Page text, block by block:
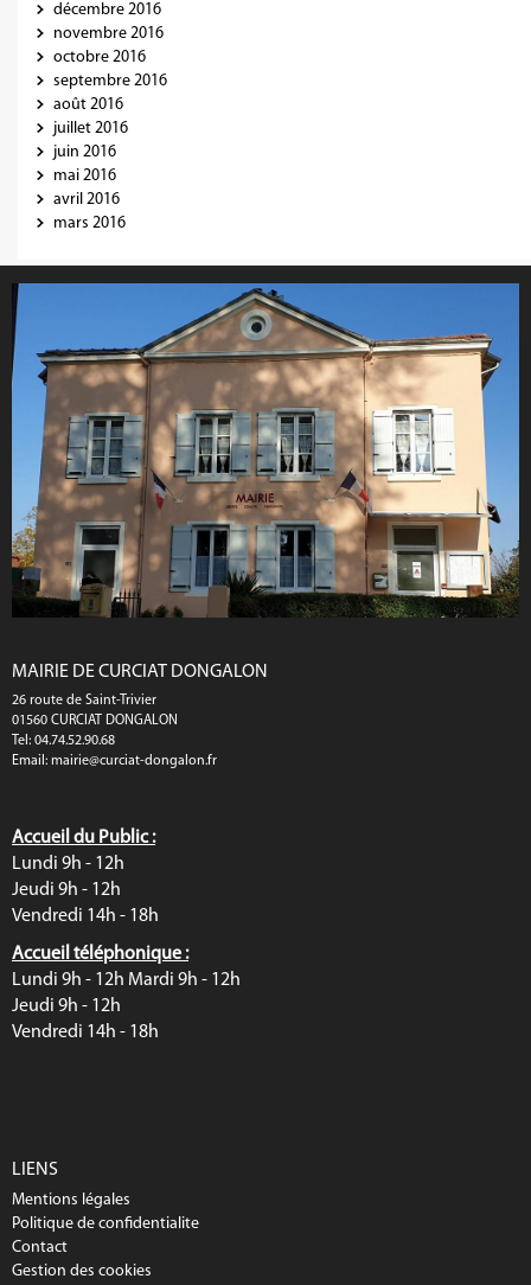
décembre 2016
novembre 2016
octobre 2016
septembre 2016
août 2016
juillet 2016
juin 2016
mai 2016
avril 2016
mars 2016
MAIRIE DE CURCIAT DONGALON
26 route de Saint-Trivier
01560 CURCIAT DONGALON
Tel: 04.74.52.90.68
Email: mairie@curciat-dongalon.fr
Accueil du Public :
Lundi 9h - 12h
Jeudi 9h - 12h
Vendredi 14h - 18h
Accueil téléphonique :
Lundi 9h - 12h Mardi 9h - 12h
Jeudi 9h - 12h
Vendredi 14h - 18h
LIENS
Mentions légales
Politique de confidentialite
Contact
Gestion des cookies